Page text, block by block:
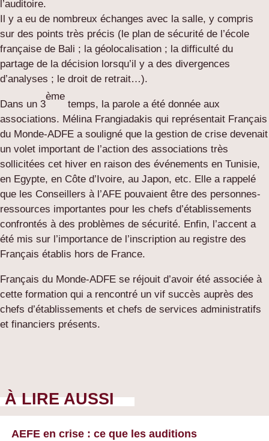
l’auditoire.
Il y a eu de nombreux échanges avec la salle, y compris
sur des points très précis (le plan de sécurité de l’école
française de Bali ; la géolocalisation ; la difficulté du
partage de la décision lorsqu’il y a des divergences
d’analyses ; le droit de retrait…).
Dans un 3
ème
temps, la parole a été donnée aux
associations. Mélina Frangiadakis qui représentait Français
du Monde-ADFE a souligné que la gestion de crise devenait
un volet important de l’action des associations très
sollicitées cet hiver en raison des événements en Tunisie,
en Egypte, en Côte d’Ivoire, au Japon, etc. Elle a rappelé
que les Conseillers à l’AFE pouvaient être des personnes-
ressources importantes pour les chefs d’établissements
confrontés à des problèmes de sécurité. Enfin, l’accent a
été mis sur l’importance de l’inscription au registre des
Français établis hors de France.
Français du Monde-ADFE se réjouit d’avoir été associée à
cette formation qui a rencontré un vif succès auprès des
chefs d’établissements et chefs de services administratifs
et financiers présents.
À LIRE AUSSI
AEFE en crise : ce que les auditions